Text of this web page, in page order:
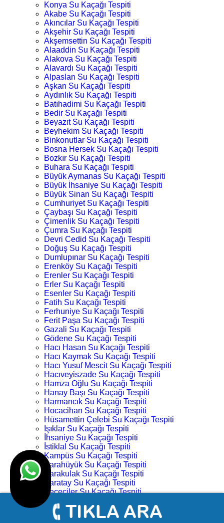
Konya Su Kaçağı Tespiti
Akabe Su Kaçağı Tespiti
Akıncılar Su Kaçağı Tespiti
Akşehir Su Kaçağı Tespiti
Akşemsettin Su Kaçağı Tespiti
Alaaddin Su Kaçağı Tespiti
Alakova Su Kaçağı Tespiti
Alavardı Su Kaçağı Tespiti
Alpaslan Su Kaçağı Tespiti
Aşkan Su Kaçağı Tespiti
Aydınlık Su Kaçağı Tespiti
Batıhadimi Su Kaçağı Tespiti
Bedir Su Kaçağı Tespiti
Beyazıt Su Kaçağı Tespiti
Beyhekim Su Kaçağı Tespiti
Binkonutlar Su Kaçağı Tespiti
Bosna Hersek Su Kaçağı Tespiti
Bozkır Su Kaçağı Tespiti
Buhara Su Kaçağı Tespiti
Büyük Aymanas Su Kaçağı Tespiti
Büyük İhsaniye Su Kaçağı Tespiti
Büyük Sinan Su Kaçağı Tespiti
Cumhuriyet Su Kaçağı Tespiti
Çaybaşı Su Kaçağı Tespiti
Çimenlik Su Kaçağı Tespiti
Çumra Su Kaçağı Tespiti
Devri Cedid Su Kaçağı Tespiti
Doğuş Su Kaçağı Tespiti
Dumlupınar Su Kaçağı Tespiti
Erenköy Su Kaçağı Tespiti
Erenler Su Kaçağı Tespiti
Erler Su Kaçağı Tespiti
Esenler Su Kaçağı Tespiti
Fatih Su Kaçağı Tespiti
Ferhuniye Su Kaçağı Tespiti
Ferit Paşa Su Kaçağı Tespiti
Gazali Su Kaçağı Tespiti
Gödene Su Kaçağı Tespiti
Hacı Hasan Su Kaçağı Tespiti
Hacı Kaymak Su Kaçağı Tespiti
Hacı Yusuf Mescit Su Kaçağı Tespiti
Hacıveyiszade Su Kaçağı Tespiti
Hamza Oğlu Su Kaçağı Tespiti
Hanay Başı Su Kaçağı Tespiti
Harmancık Su Kaçağı Tespiti
Hocacihan Su Kaçağı Tespiti
Hüsamettin Çelebi Su Kaçağı Tespiti
Işıklar Su Kaçağı Tespiti
İhsaniye Su Kaçağı Tespiti
İstiklal Su Kaçağı Tespiti
Kampüs Su Kaçağı Tespiti
Karahüyük Su Kaçağı Tespiti
Karakulak Su Kaçağı Tespiti
Karatay Su Kaçağı Tespiti
Keçeciler Su Kaçağı Tespiti
Keykubat Su Kaçağı Tespiti
Kılıç Aslan Su Kaçağı Tespiti
Kovanağzı Su Kaçağı Tespiti